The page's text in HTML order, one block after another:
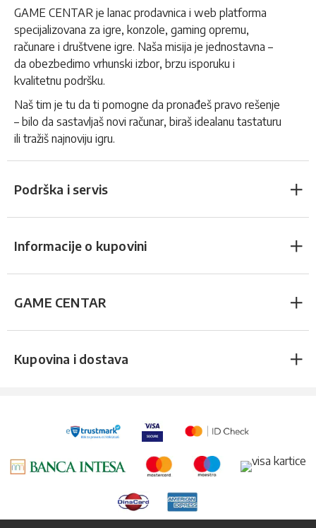
GAME CENTAR je lanac prodavnica i web platforma
specijalizovana za igre, konzole, gaming opremu,
računare i društvene igre. Naša misija je jednostavna –
da obezbedimo vrhunski izbor, brzu isporuku i
kvalitetnu podršku.
Naš tim je tu da ti pomogne da pronađeš pravo rešenje
– bilo da sastavljaš novi računar, biraš idealanu tastaturu
ili tražiš najnoviju igru.
Podrška i servis
Informacije o kupovini
GAME CENTAR
Kupovina i dostava